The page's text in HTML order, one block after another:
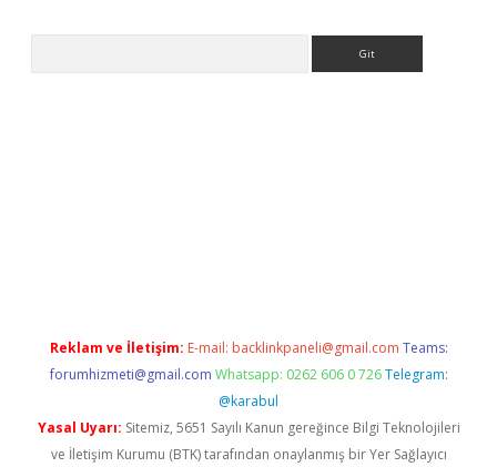
Reklam ve İletişim: E-mail: backlinkpaneli@gmail.com Teams:
forumhizmeti@gmail.com Whatsapp: 0262 606 0 726 Telegram:
@karabul
Yasal Uyarı: Sitemiz, 5651 Sayılı Kanun gereğince Bilgi Teknolojileri
ve İletişim Kurumu (BTK) tarafından onaylanmış bir Yer Sağlayıcı